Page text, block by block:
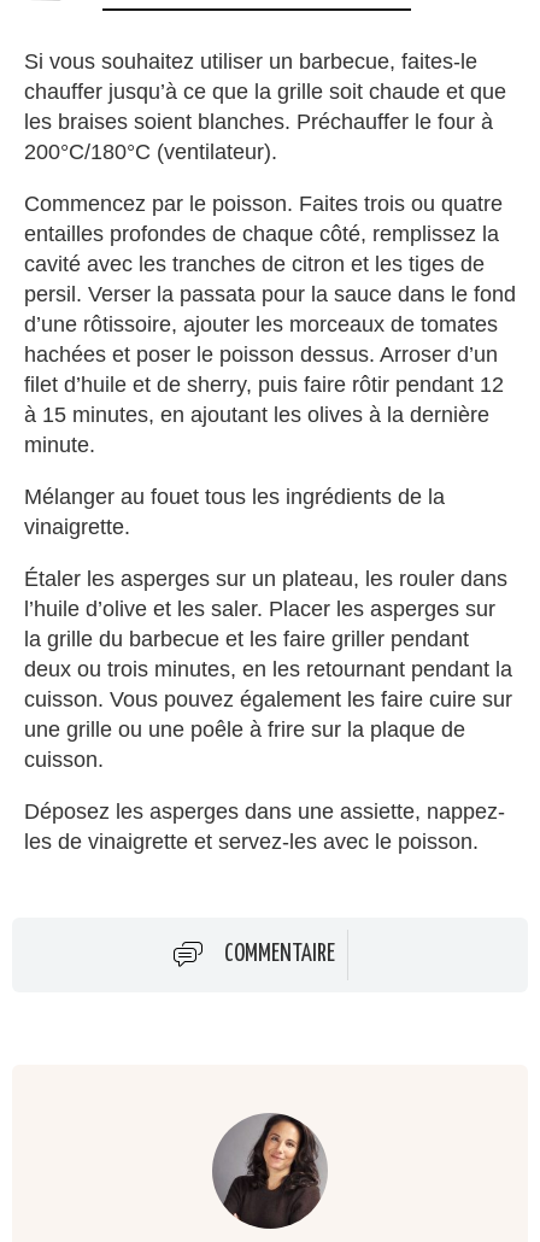
Si vous souhaitez utiliser un barbecue, faites-le
chauffer jusqu’à ce que la grille soit chaude et que
les braises soient blanches. Préchauffer le four à
200°C/180°C (ventilateur).
Commencez par le poisson. Faites trois ou quatre
entailles profondes de chaque côté, remplissez la
cavité avec les tranches de citron et les tiges de
persil. Verser la passata pour la sauce dans le fond
d’une rôtissoire, ajouter les morceaux de tomates
hachées et poser le poisson dessus. Arroser d’un
filet d’huile et de sherry, puis faire rôtir pendant 12
à 15 minutes, en ajoutant les olives à la dernière
minute.
Mélanger au fouet tous les ingrédients de la
vinaigrette.
Étaler les asperges sur un plateau, les rouler dans
l’huile d’olive et les saler. Placer les asperges sur
la grille du barbecue et les faire griller pendant
deux ou trois minutes, en les retournant pendant la
cuisson. Vous pouvez également les faire cuire sur
une grille ou une poêle à frire sur la plaque de
cuisson.
Déposez les asperges dans une assiette, nappez-
les de vinaigrette et servez-les avec le poisson.
COMMENTAIRE